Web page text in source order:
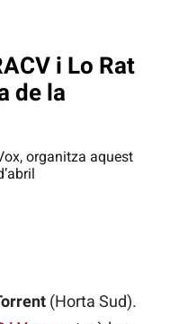
i Lo Rat
de la
organitza aquest
(Horta Sud).